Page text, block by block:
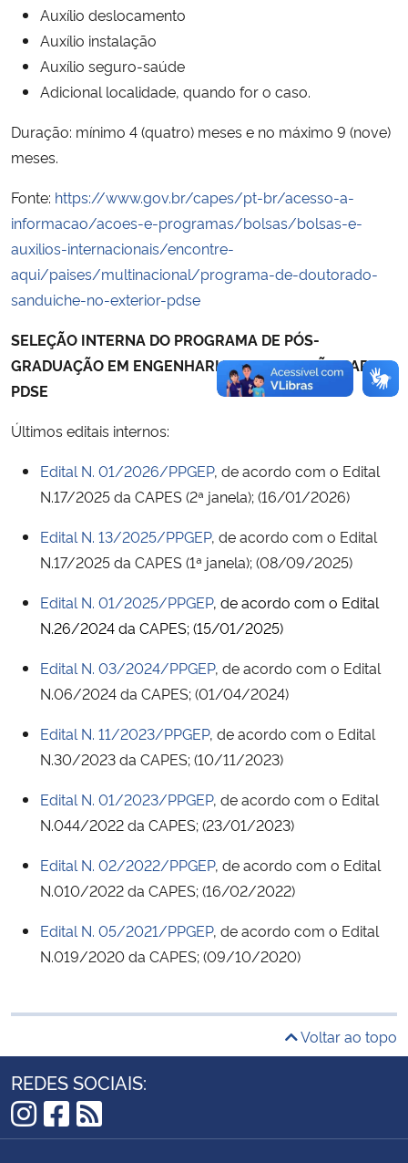
Auxílio deslocamento
Auxílio instalação
Auxílio seguro-saúde
Adicional localidade, quando for o caso.
Duração: mínimo 4 (quatro) meses e no máximo 9 (nove)
meses.
Fonte: https://www.gov.br/capes/pt-br/acesso-a-
informacao/acoes-e-programas/bolsas/bolsas-e-
auxilios-internacionais/encontre-
aqui/paises/multinacional/programa-de-doutorado-
sanduiche-no-exterior-pdse
SELEÇÃO INTERNA DO PROGRAMA DE PÓS-
GRADUAÇÃO EM ENGENHARIA DE PRODUÇÃO PARA O
PDSE
Últimos editais internos:
Edital N. 01/2026/PPGEP, de acordo com o Edital
N.17/2025 da CAPES (2ª janela); (16/01/2026)
Edital N. 13/2025/PPGEP, de acordo com o Edital
N.17/2025 da CAPES (1ª janela); (08/09/2025)
Edital N. 01/2025/PPGEP, de acordo com o Edital
N.26/2024 da CAPES; (15/01/2025)
Edital N. 03/2024/PPGEP, de acordo com o Edital
N.06/2024 da CAPES; (01/04/2024)
Edital N. 11/2023/PPGEP, de acordo com o Edital
N.30/2023 da CAPES; (10/11/2023)
Edital N. 01/2023/PPGEP, de acordo com o Edital
N.044/2022 da CAPES; (23/01/2023)
Edital N. 02/2022/PPGEP, de acordo com o Edital
N.010/2022 da CAPES; (16/02/2022)
Edital N. 05/2021/PPGEP, de acordo com o Edital
N.019/2020 da CAPES; (09/10/2020)
Voltar ao topo
REDES SOCIAIS:
Instagram
Facebook
RSS